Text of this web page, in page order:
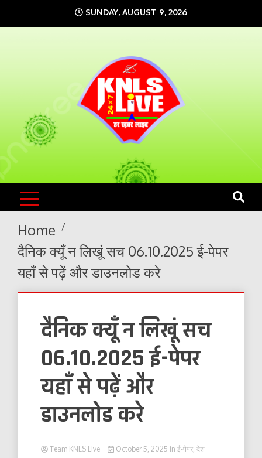
to
SUNDAY, AUGUST 9, 2026
KNLS LIVE
India`s No.1 News Portal
Home
दैनिक क्यूँ न लिखूं सच 06.10.2025 ई-पेपर
यहाँ से पढ़ें और डाउनलोड करे
दैनिक क्यूँ न लिखूं सच
06.10.2025 ई-पेपर
यहाँ से पढ़ें और
डाउनलोड करे
Team KNLS Live October 5, 2025 in ई-पेपर, देश